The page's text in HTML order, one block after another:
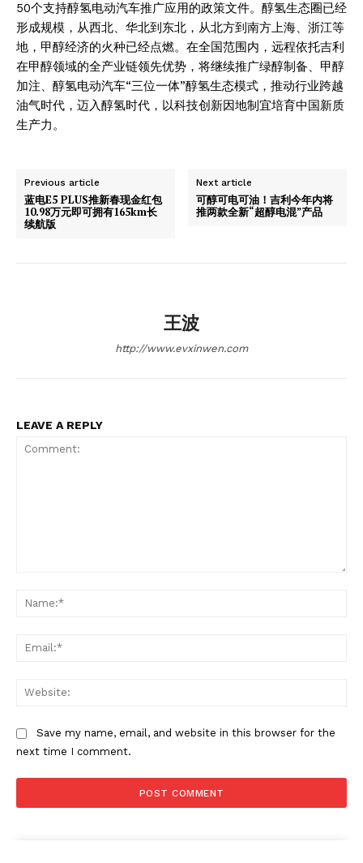
Company
50个支持醇氢电动汽车推广应用的政策文件。醇氢生态圈已经
形成规模，从西北、华北到东北，从北方到南方上海、浙江等
地，甲醇经济的火种已经点燃。在全国范围内，远程依托吉利
在甲醇领域的全产业链领先优势，将继续推广绿醇制备、甲醇
加注、醇氢电动汽车“三位一体”醇氢生态模式，推动行业跨越
油气时代，迈入醇氢时代，以科技创新因地制宜培育中国新质
生产力。
Previous article
蓝电E5 PLUS推新春现金红包
10.98万元即可拥有165km长
续航版
Next article
可醇可电可油！吉利今年内将
推两款全新“超醇电混”产品
王波
http://www.evxinwen.com
LEAVE A REPLY
Save my name, email, and website in this browser for the
next time I comment.